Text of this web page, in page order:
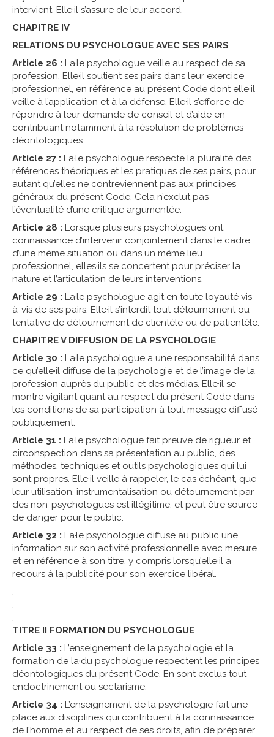
intervient. Elle·il s’assure de leur accord.
CHAPITRE IV
RELATIONS DU PSYCHOLOGUE AVEC SES PAIRS
Article 26 : La·le psychologue veille au respect de sa
profession. Elle·il soutient ses pairs dans leur exercice
professionnel, en référence au présent Code dont elle·il
veille à l’application et à la défense. Elle·il s’efforce de
répondre à leur demande de conseil et d’aide en
contribuant notamment à la résolution de problèmes
déontologiques.
Article 27 : La·le psychologue respecte la pluralité des
références théoriques et les pratiques de ses pairs, pour
autant qu’elles ne contreviennent pas aux principes
généraux du présent Code. Cela n’exclut pas
l’éventualité d’une critique argumentée.
Article 28 : Lorsque plusieurs psychologues ont
connaissance d’intervenir conjointement dans le cadre
d’une même situation ou dans un même lieu
professionnel, elles·ils se concertent pour préciser la
nature et l’articulation de leurs interventions.
Article 29 : La·le psychologue agit en toute loyauté vis-
à-vis de ses pairs. Elle·il s’interdit tout détournement ou
tentative de détournement de clientèle ou de patientèle.
CHAPITRE V DIFFUSION DE LA PSYCHOLOGIE
Article 30 : La·le psychologue a une responsabilité dans
ce qu’elle·il diffuse de la psychologie et de l’image de la
profession auprès du public et des médias. Elle·il se
montre vigilant quant au respect du présent Code dans
les conditions de sa participation à tout message diffusé
publiquement.
Article 31 : La·le psychologue fait preuve de rigueur et
circonspection dans sa présentation au public, des
méthodes, techniques et outils psychologiques qui lui
sont propres. Elle·il veille à rappeler, le cas échéant, que
leur utilisation, instrumentalisation ou détournement par
des non-psychologues est illégitime, et peut être source
de danger pour le public.
Article 32 : La·le psychologue diffuse au public une
information sur son activité professionnelle avec mesure
et en référence à son titre, y compris lorsqu’elle·il a
recours à la publicité pour son exercice libéral.
.
.
.
TITRE II FORMATION DU PSYCHOLOGUE
Article 33 : L’enseignement de la psychologie et la
formation de la·du psychologue respectent les principes
déontologiques du présent Code. En sont exclus tout
endoctrinement ou sectarisme.
Article 34 : L’enseignement de la psychologie fait une
place aux disciplines qui contribuent à la connaissance
de l’homme et au respect de ses droits, afin de préparer